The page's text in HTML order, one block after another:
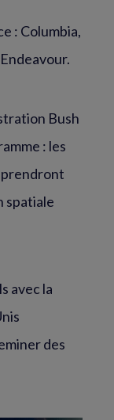
: Columbia,
Bush
: les
spatiale
avec la
des